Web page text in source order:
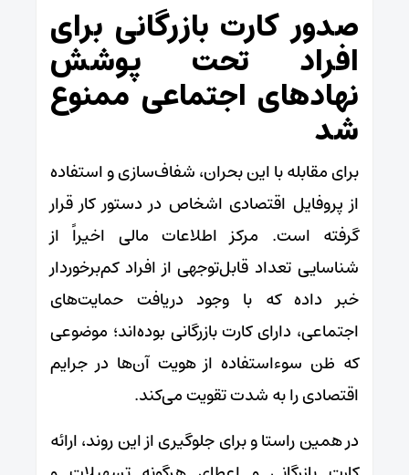
صدور کارت بازرگانی برای
افراد تحت پوشش
نهادهای اجتماعی ممنوع
شد
برای مقابله با این بحران، شفاف‌سازی و استفاده
از پروفایل اقتصادی اشخاص در دستور کار قرار
گرفته است. مرکز اطلاعات مالی اخیراً از
شناسایی تعداد قابل‌توجهی از افراد کم‌برخوردار
خبر داده که با وجود دریافت حمایت‌های
اجتماعی، دارای کارت بازرگانی بوده‌اند؛ موضوعی
که ظن سوءاستفاده از هویت آن‌ها در جرایم
اقتصادی را به شدت تقویت می‌کند.
در همین راستا و برای جلوگیری از این روند، ارائه